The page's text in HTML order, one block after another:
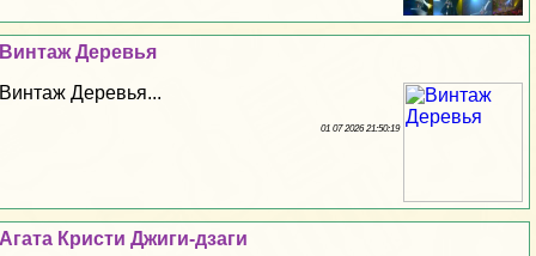
Винтаж Деревья
Винтаж Деревья...
01 07 2026 21:50:19
Агата Кристи Джиги-дзаги